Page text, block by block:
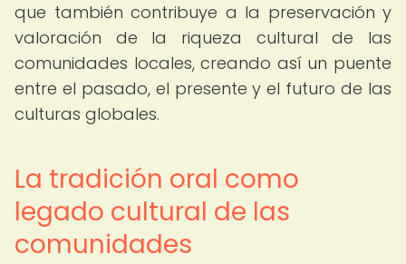
que también contribuye a la preservación y
valoración de la riqueza cultural de las
comunidades locales, creando así un puente
entre el pasado, el presente y el futuro de las
culturas globales.
La tradición oral como
legado cultural de las
comunidades